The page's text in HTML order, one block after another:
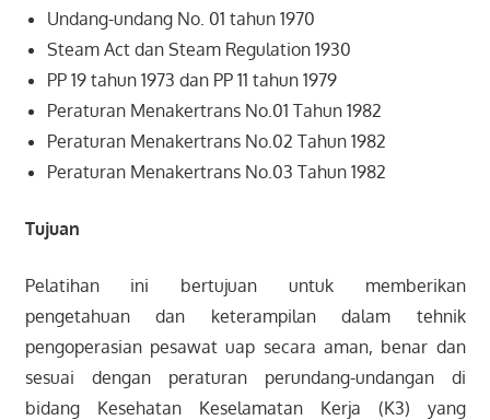
Undang-undang No. 01 tahun 1970
Steam Act dan Steam Regulation 1930
PP 19 tahun 1973 dan PP 11 tahun 1979
Peraturan Menakertrans No.01 Tahun 1982
Peraturan Menakertrans No.02 Tahun 1982
Peraturan Menakertrans No.03 Tahun 1982
Tujuan
Pelatihan ini bertujuan untuk memberikan
pengetahuan dan keterampilan dalam tehnik
pengoperasian pesawat uap secara aman, benar dan
sesuai dengan peraturan perundang-undangan di
bidang Kesehatan Keselamatan Kerja (K3) yang